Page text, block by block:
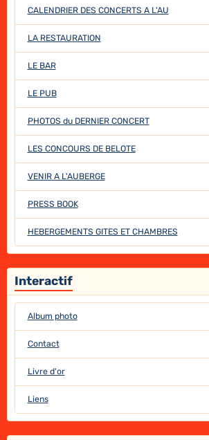
CALENDRIER DES CONCERTS A L'AU
LA RESTAURATION
LE BAR
LE PUB
PHOTOS du DERNIER CONCERT
LES CONCOURS DE BELOTE
VENIR A L'AUBERGE
PRESS BOOK
HEBERGEMENTS GITES ET CHAMBRES
Interactif
Album photo
Contact
Livre d'or
Liens